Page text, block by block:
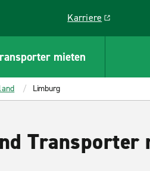
Karriere
Link opens in a new
mieten
Limburg
Transporter